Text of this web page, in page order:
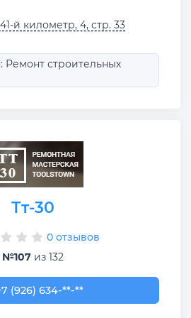
й километр, 4, стр. 33
Ремонт строительных
Тт-30
0 отзывов
№107из 132
(926) 634-92-01
(926) 634-**-**